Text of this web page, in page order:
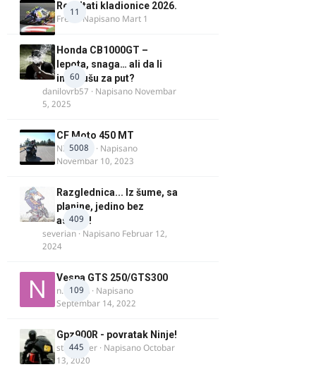
11
Rezultati kladionice 2026.
Fredi · Napisano Mart 1
60
Honda CB1000GT –
lepota, snaga… ali da li
ima dušu za put?
danilovrb57 · Napisano Novembar
5, 2025
5008
CF Moto 450 MT
NIKOLA 1
· Napisano
Novembar 10, 2023
409
Razglednica... Iz šume, sa
planine, jedino bez
asfalta!
severian · Napisano Februar 12,
2024
109
Vespa GTS 250/GTS300
n.martin · Napisano
Septembar 14, 2022
445
Gpz900R - povratak Ninje!
stari roker · NapisanoOctobar
13, 2020